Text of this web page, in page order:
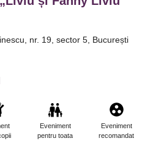
nr. 19, sector 5, București
Eveniment
pentru toata
Eveniment
recomandat